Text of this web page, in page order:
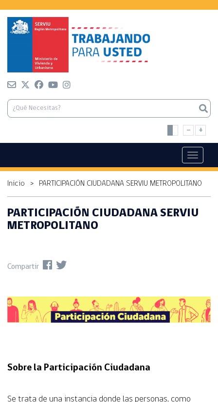
- +
Toggle
Inicio > PARTICIPACIÓN CIUDADANA SERVIU METROPOLITANO
PARTICIPACIÓN CIUDADANA SERVIU
METROPOLITANO
Compartir
Sobre la Participación Ciudadana
Se trata de una instancia donde las personas, como